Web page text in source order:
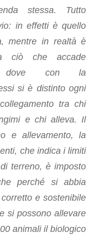
stessa. Tutto
in effetti è quello
mentre in realtà è
ciò che accade
dove con la
si è distinto ogni
tra chi
e chi alleva. Il
e allevamento, la
che indica i limiti
terreno, è imposto
perché si abbia
e sostenibile
si possono allevare
animali il biologico